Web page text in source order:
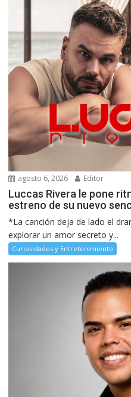
agosto 6, 2026 Editor
Luccas Rivera le pone
estreno de su nuevo
*La canción deja de lado el
explorar un amor secreto y...
Curiosidades y Entretenimiento